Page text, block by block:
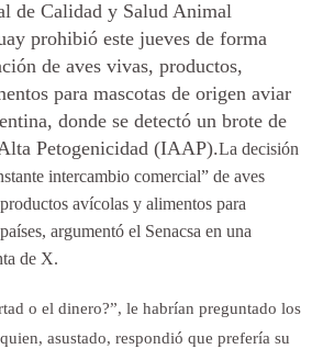
de Calidad y Salud Animal
prohibió este jueves de forma
de aves vivas, productos,
para mascotas de origen aviar
donde se detectó un brote de
Petogenicidad (IAAP).La decisión
intercambio comercial” de aves
avícolas y alimentos para
argumentó el Senacsa en una
de X.
o el dinero?”, le habrían preguntado los
asustado, respondió que prefería su